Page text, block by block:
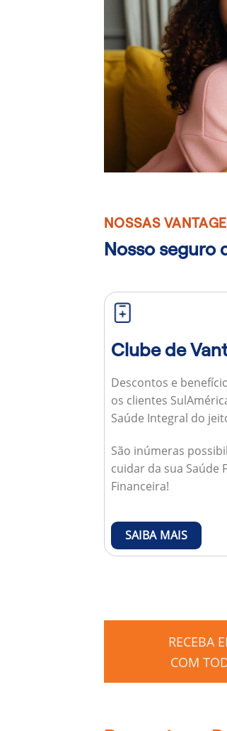
NOSSAS
Nosso seguro
Clube de
Descontos e
os clientes
Saúde Integral do
São inúmeras
cuidar da sua Saúde
Financeira!
SAIBA MAIS
RECEBA
COM